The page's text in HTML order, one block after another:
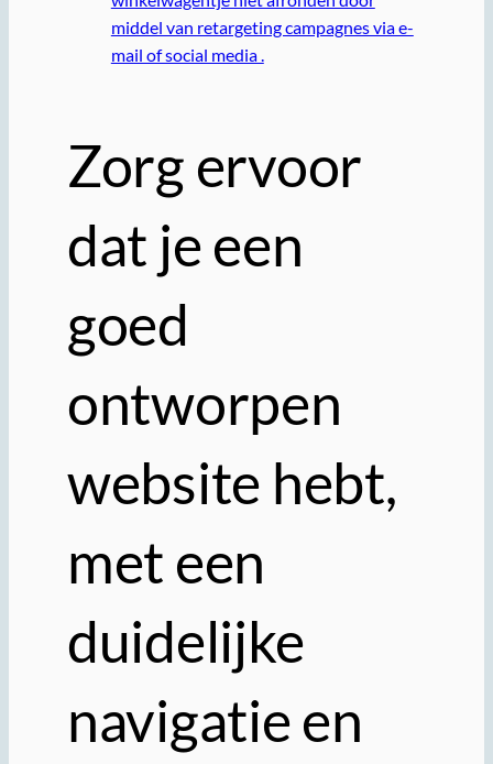
middel van retargeting campagnes via e-
mail of social media .
Zorg ervoor
dat je een
goed
ontworpen
website hebt,
met een
duidelijke
navigatie en